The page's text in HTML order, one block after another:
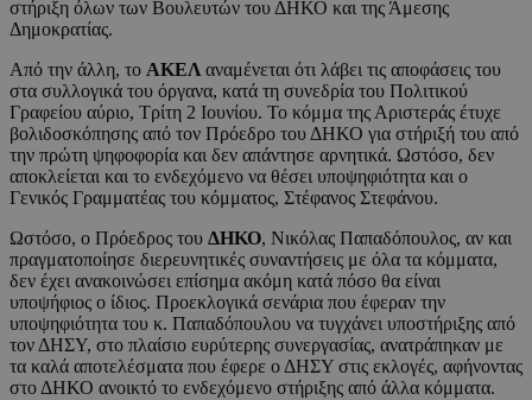
στήριξη όλων των Βουλευτών του ΔΗΚΟ και της Άμεσης
Δημοκρατίας.
Από την άλλη, το ΑΚΕΛ αναμένεται ότι λάβει τις αποφάσεις του
στα συλλογικά του όργανα, κατά τη συνεδρία του Πολιτικού
Γραφείου αύριο, Τρίτη 2 Ιουνίου. Το κόμμα της Αριστεράς έτυχε
βολιδοσκόπησης από τον Πρόεδρο του ΔΗΚΟ για στήριξή του από
την πρώτη ψηφοφορία και δεν απάντησε αρνητικά. Ωστόσο, δεν
αποκλείεται και το ενδεχόμενο να θέσει υποψηφιότητα και ο
Γενικός Γραμματέας του κόμματος, Στέφανος Στεφάνου.
Ωστόσο, ο Πρόεδρος του ΔΗΚΟ, Νικόλας Παπαδόπουλος, αν και
πραγματοποίησε διερευνητικές συναντήσεις με όλα τα κόμματα,
δεν έχει ανακοινώσει επίσημα ακόμη κατά πόσο θα είναι
υποψήφιος ο ίδιος. Προεκλογικά σενάρια που έφεραν την
υποψηφιότητα του κ. Παπαδόπουλου να τυγχάνει υποστήριξης από
τον ΔΗΣΥ, στο πλαίσιο ευρύτερης συνεργασίας, ανατράπηκαν με
τα καλά αποτελέσματα που έφερε ο ΔΗΣΥ στις εκλογές, αφήνοντας
στο ΔΗΚΟ ανοικτό το ενδεχόμενο στήριξης από άλλα κόμματα.